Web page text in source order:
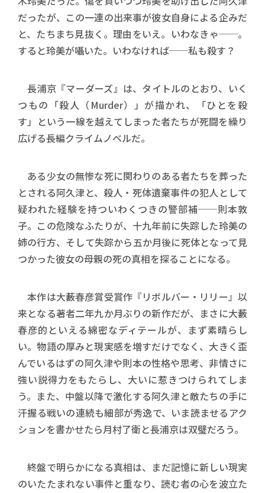
だったが、この一連の出来事が彼女自身による企みだ
と、たちまち見抜く。理由をいえ。いわなきゃ──。
すると玲美が囁いた。いわなければ──私も殺す？
長浦京『マーダーズ』は、タイトルのとおり、いく
つもの「殺人（Murder）」が描かれ、「ひとを殺
す」という一線を越えてしまった者たちが死闘を繰り
広げる長編クライムノベルだ。
ある少女の無惨な死に関わりのある者たちを葬った
とされる阿久津と、殺人・死体遺棄事件の犯人として
疑われた経験を持ついわくつきの警部補──則本敦
子。この危険なふたりが、十九年前に失踪した玲美の
姉の行方、そして失踪から五か月後に死体となって見
つかった彼女の母親の死の真相を探ることになる。
本作は大藪春彦賞受賞作『リボルバー・リリー』以
来となる著者二年九か月ぶりの新作だが、まさに大藪
春彦的といえる綿密なディテールが、まず素晴らし
い。物語の厚みと現実感を増すだけでなく、大きく歪
んでいるはずの阿久津や則本の性格や思考、非情さに
強い説得力をもたらし、大いに惹きつけられてしま
う。また、中盤以降で激化する阿久津と敵たちの手に
汗握る戦いの連続も細部が秀逸で、いま読ませるアク
ションを書かせたら月村了衛と長浦京は双璧だろう。
終盤で明らかになる真相は、まだ記憶に新しい現実
のいたたまれない事件と重なり、読む者の心を波立た